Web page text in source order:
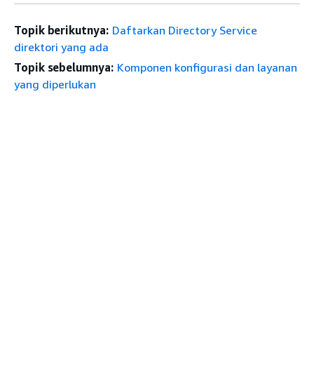
Topik berikutnya: Daftarkan Directory Service
direktori yang ada
Topik sebelumnya: Komponen konfigurasi dan layanan
yang diperlukan